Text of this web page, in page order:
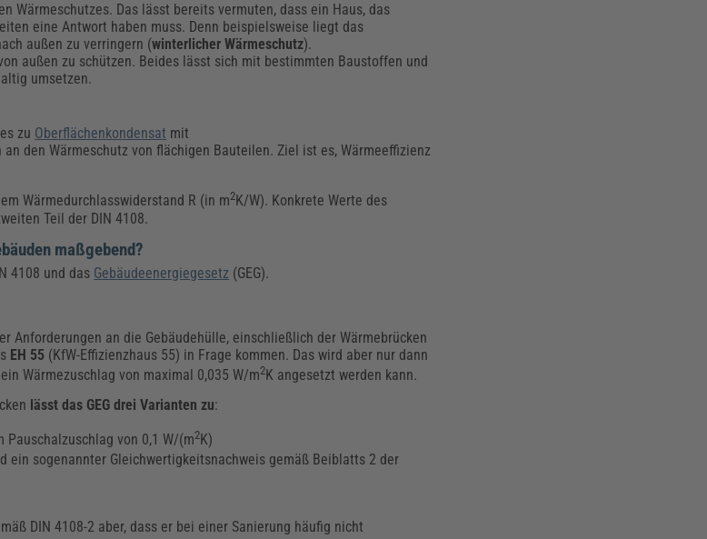
Wärmeschutzes. Das lässt bereits vermuten, dass ein Haus, das
eine Antwort haben muss. Denn beispielsweise liegt das
außen zu verringern (winterlicher Wärmeschutz).
außen zu schützen. Beides lässt sich mit bestimmten Baustoffen und
umsetzen.
zu Oberflächenkondensat mit
den Wärmeschutz von flächigen Bauteilen. Ziel ist es, Wärmeeffizienz
Wärmedurchlasswiderstand R (in m2 K/W). Konkrete Werte des
Teil der DIN 4108.
maßgebend?
4108 und das Gebäudeenergiegesetz (GEG).
Anforderungen an die Gebäudehülle, einschließlich der Wärmebrücken
EH 55 (KfW-Effizienzhaus 55) in Frage kommen. Das wird aber nur dann
Wärmezuschlag von maximal 0,035 W/m2K angesetzt werden kann.
lässt das GEG drei Varianten zu:
von 0,1 W/(m2 K)
ein sogenannter Gleichwertigkeitsnachweis gemäß Beiblatts 2 der
DIN 4108-2 aber, dass er bei einer Sanierung häufig nicht